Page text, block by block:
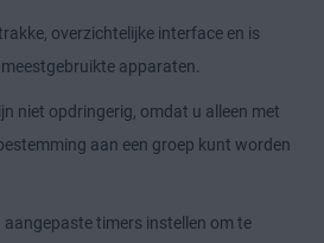
overzichtelijke interface en is
apparaten.
niet opdringerig, omdat u alleen met
aan een groep kunt worden
aangepaste timers instellen om te